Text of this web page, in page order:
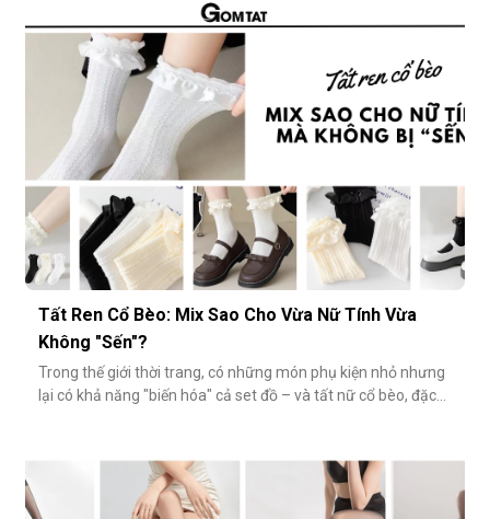
nhỏ nhặt, nhưng lại góp phần định hình phong cách, nâng
tầm sự chỉn chu và thể hiện gu thẩm mỹ cá nhân một cách
rõ rệt. Dưới đâ
Tất Ren Cổ Bèo: Mix Sao Cho Vừa Nữ Tính Vừa
Không "Sến"?
Trong thế giới thời trang, có những món phụ kiện nhỏ nhưng
lại có khả năng "biến hóa" cả set đồ – và tất nữ cổ bèo, đặc
mác "sến súa" nếu không phối đúng cách. Vậy làm sao để